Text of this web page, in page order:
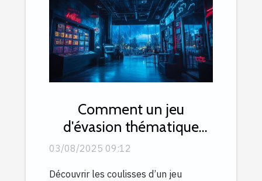
Comment un jeu
d'évasion thématique
peut renforcer l'esprit
03/08/2025 09:12
Découvrir les coulisses d’un jeu